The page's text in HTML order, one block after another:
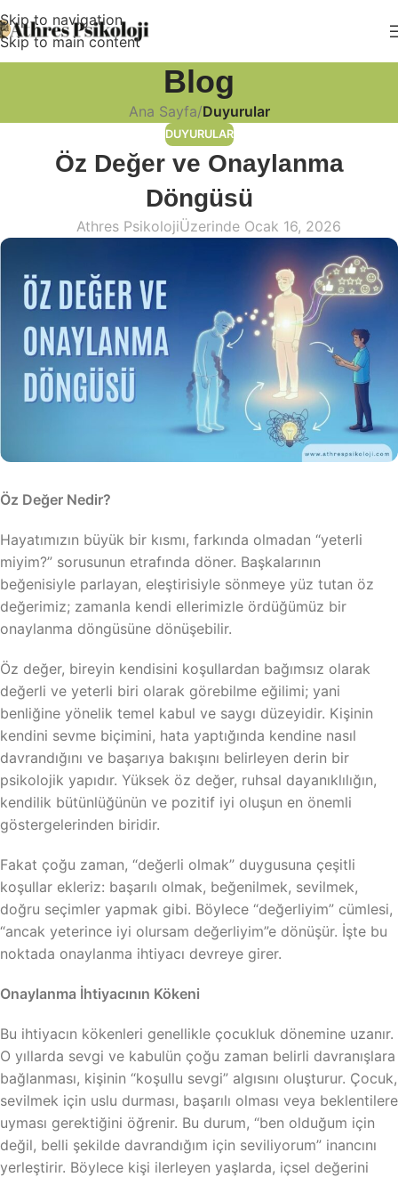
Skip to navigation
Skip to main content
Blog
Ana Sayfa/Duyurular
DUYURULAR
Öz Değer ve Onaylanma
Döngüsü
Athres PsikolojiÜzerinde Ocak 16, 2026
Öz Değer Nedir?
Hayatımızın büyük bir kısmı, farkında olmadan “yeterli
miyim?” sorusunun etrafında döner. Başkalarının
beğenisiyle parlayan, eleştirisiyle sönmeye yüz tutan öz
değerimiz; zamanla kendi ellerimizle ördüğümüz bir
onaylanma döngüsüne dönüşebilir.
Öz değer, bireyin kendisini koşullardan bağımsız olarak
değerli ve yeterli biri olarak görebilme eğilimi; yani
benliğine yönelik temel kabul ve saygı düzeyidir. Kişinin
kendini sevme biçimini, hata yaptığında kendine nasıl
davrandığını ve başarıya bakışını belirleyen derin bir
psikolojik yapıdır. Yüksek öz değer, ruhsal dayanıklılığın,
kendilik bütünlüğünün ve pozitif iyi oluşun en önemli
göstergelerinden biridir.
Fakat çoğu zaman, “değerli olmak” duygusuna çeşitli
koşullar ekleriz: başarılı olmak, beğenilmek, sevilmek,
doğru seçimler yapmak gibi. Böylece “değerliyim” cümlesi,
“ancak yeterince iyi olursam değerliyim”e dönüşür. İşte bu
noktada onaylanma ihtiyacı devreye girer.
Onaylanma İhtiyacının Kökeni
Bu ihtiyacın kökenleri genellikle çocukluk dönemine uzanır.
O yıllarda sevgi ve kabulün çoğu zaman belirli davranışlara
bağlanması, kişinin “koşullu sevgi” algısını oluşturur. Çocuk,
sevilmek için uslu durması, başarılı olması veya beklentilere
uyması gerektiğini öğrenir. Bu durum, “ben olduğum için
değil, belli şekilde davrandığım için seviliyorum” inancını
yerleştirir. Böylece kişi ilerleyen yaşlarda, içsel değerini